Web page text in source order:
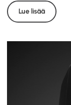
Lue lisää